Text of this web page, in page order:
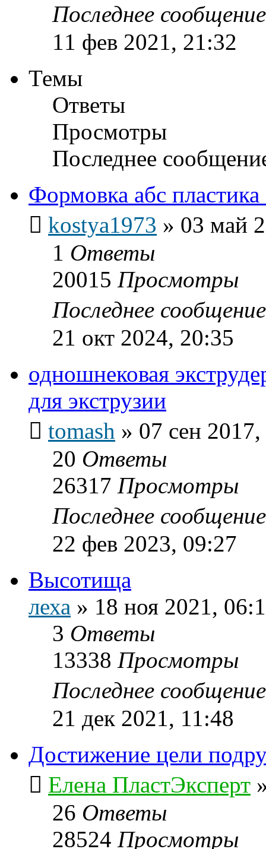
Последнее
11 фев 2021, 21:32
Темы
Ответы
Просмотры
Последнее
Формовка абс
kostya1973 » 03 май
1 Ответы
20015 Просмотры
Последнее
21 окт 2024, 20:35
одношнековая
для экструзии
tomash » 07 сен
20 Ответы
26317 Просмотры
Последнее
22 фев 2023, 09:27
Высотища
леха » 18 ноя 2021,
3 Ответы
13338 Просмотры
Последнее
21 дек 2021, 11:48
Достижение цели
Елена ПластЭксперт
26 Ответы
28524 Просмотры